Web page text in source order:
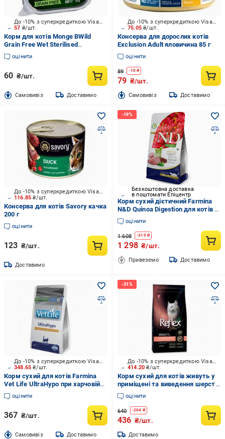
57 ₴/шт.
До -10% з суперкредиткою Visa Вигода
Корм для котів Monge BWild
Grain Free Wet Sterilised
беззерновий кабан із овочами
100 г
оцінити
60 ₴/шт.
Cамовивіз Доставимо
75.05₴/шт.
До -10% з суперкредиткою Visa Вигода
Консерва для дорослих котів
Exclusion Adult яловичина 85 г
оцінити
89 -10₴
79 ₴/шт.
Cамовивіз Доставимо
116.85₴/шт.
До -10% з суперкредиткою Visa Вигода
Консерва для котів Savory качка
200 г
оцінити
123 ₴/шт.
Доставимо
Безкоштовна доставка
в поштомати Епіцентр
Корм сухий дієтичний Farmina
N&D Quinoa Digestion для котів з
чутливим травленням з ягням
та кіноа 1,5 кг (34176588)
оцінити
1 608 -310₴
1 298 ₴/шт.
Привеземо Доставимо
348.65₴/шт.
До -10% з суперкредиткою Visa Вигода
Корм сухий для котів Farmina
Vet Life UltraHypo при харчовій
алергії 400 г
оцінити
367 ₴/шт.
Cамовивіз Доставимо
414.20₴/шт.
До -10% з суперкредиткою Visa Вигода
Корм сухий для котів живуть у
приміщені та виведення шерсті
Reflex Plus з лососем 1,5 кг
оцінити
640 -204 ₴
436 ₴/шт.
Доставимо